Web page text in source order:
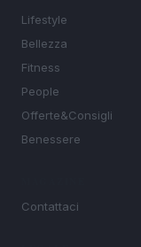
Lifestyle
Bellezza
Fitness
People
Offerte&Consigli
Benessere
Contattaci